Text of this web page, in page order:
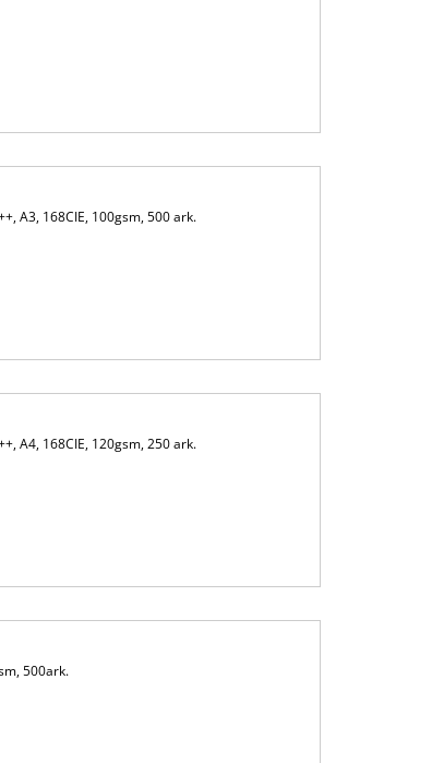
A3, 168CIE, 100gsm, 500 ark.
A4, 168CIE, 120gsm, 250 ark.
500ark.